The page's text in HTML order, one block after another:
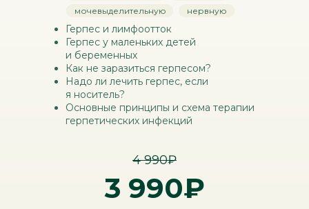
4 990₽
3 990₽
Герпес и лимфоотток
Герпес у маленьких детей
и беременных
Как не заразиться герпесом?
Надо ли лечить герпес, если
я носитель?
Основные принципы и схема терапии
герпетических инфекций
мочевыделительную нервную